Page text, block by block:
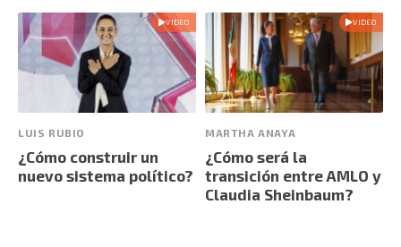
VIDEO
LUIS RUBIO
¿Cómo construir un
nuevo sistema político?
VIDEO
MARTHA ANAYA
¿Cómo será la
transición entre AMLO y
Claudia Sheinbaum?